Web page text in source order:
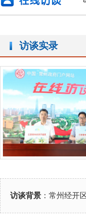
访谈实录
访谈背景 ：常州经开